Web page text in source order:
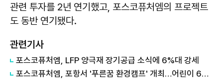
관련 투자를 2년 연기했고, 포스코퓨처엠의 프로젝트
도 동반 연기됐다.
관련기사
포스코퓨처엠, LFP 양극재 장기공급 소식에 6%대 강세
포스코퓨처엠, 포항서 '푸른꿈 환경캠프' 개최…어린이 60명 환경보호 체험